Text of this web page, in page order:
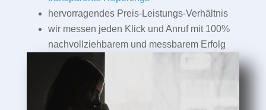
hervorragendes Preis-Leistungs-Verhältnis
wir messen jeden Klick und Anruf mit 100%
nachvollziehbarem und messbarem Erfolg